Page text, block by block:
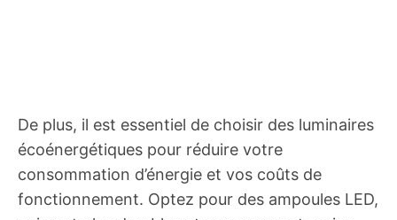
De plus, il est essentiel de choisir des luminaires
écoénergétiques pour réduire votre
consommation d’énergie et vos coûts de
fonctionnement. Optez pour des ampoules LED,